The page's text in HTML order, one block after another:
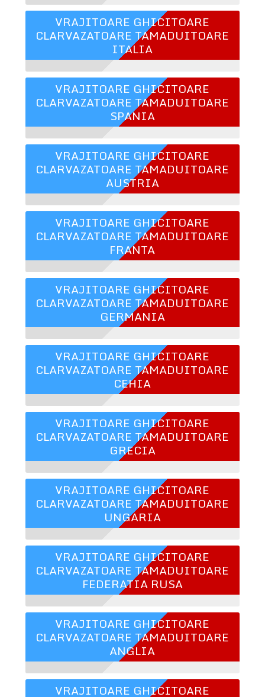
VRAJITOARE GHICITOARE
CLARVAZATOARE TAMADUITOARE
ITALIA
VRAJITOARE GHICITOARE
CLARVAZATOARE TAMADUITOARE
SPANIA
VRAJITOARE GHICITOARE
CLARVAZATOARE TAMADUITOARE
AUSTRIA
VRAJITOARE GHICITOARE
CLARVAZATOARE TAMADUITOARE
FRANTA
VRAJITOARE GHICITOARE
CLARVAZATOARE TAMADUITOARE
GERMANIA
VRAJITOARE GHICITOARE
CLARVAZATOARE TAMADUITOARE
CEHIA
VRAJITOARE GHICITOARE
CLARVAZATOARE TAMADUITOARE
GRECIA
VRAJITOARE GHICITOARE
CLARVAZATOARE TAMADUITOARE
UNGARIA
VRAJITOARE GHICITOARE
CLARVAZATOARE TAMADUITOARE
FEDERATIA RUSA
VRAJITOARE GHICITOARE
CLARVAZATOARE TAMADUITOARE
ANGLIA
VRAJITOARE GHICITOARE